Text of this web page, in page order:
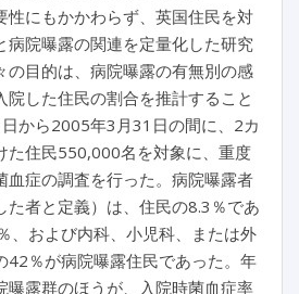
性にもかかわらず、英国住民を対
病院曝露の関連を定量化した研究
の目的は、病院曝露の有無別の感
院した住民の割合を推計すること
から2005年3月31日の間に、2カ
た住民550,000名を対象に、重度
血症の調査を行った。病院曝露者
た者と定義）は、住民の8.3％であ
、および内科、小児科、または外
42％が病院曝露住民であった。年
曝露群のほうが、入院時菌血症率